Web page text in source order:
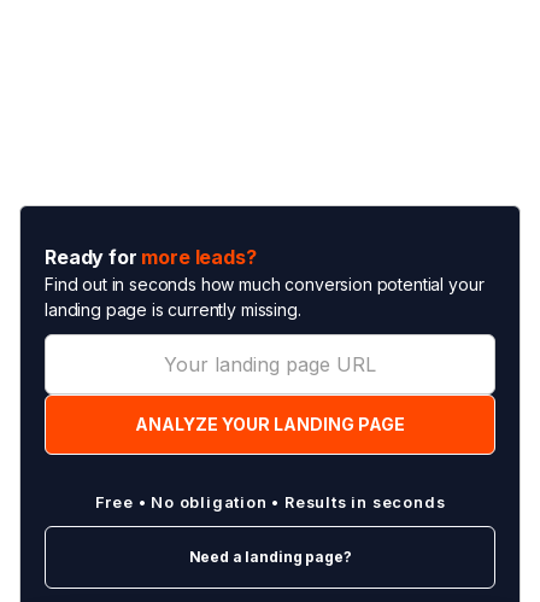
Ready for more leads?
Find out in seconds how much conversion potential your
landing page is currently missing.
Free • No obligation • Results in seconds
Need a landing page?